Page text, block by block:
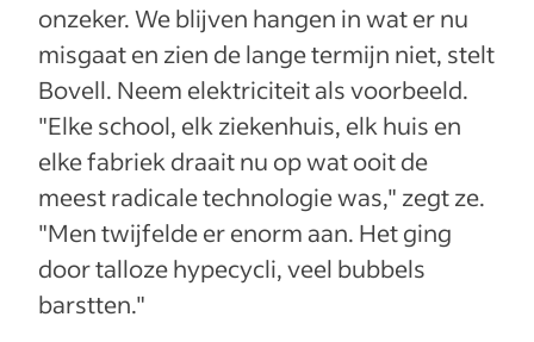
onzeker. We blijven hangen in wat er nu
misgaat en zien de lange termijn niet, stelt
Bovell. Neem elektriciteit als voorbeeld.
"Elke school, elk ziekenhuis, elk huis en
elke fabriek draait nu op wat ooit de
meest radicale technologie was," zegt ze.
"Men twijfelde er enorm aan. Het ging
door talloze hypecycli, veel bubbels
barstten."